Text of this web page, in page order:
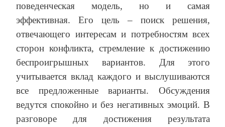
поведенческая модель, но и самая
эффективная. Его цель – поиск решения,
отвечающего интересам и потребностям всех
сторон конфликта, стремление к достижению
беспроигрышных вариантов. Для этого
учитывается вклад каждого и выслушиваются
все предложенные варианты. Обсуждения
ведутся спокойно и без негативных эмоций. В
разговоре для достижения результата